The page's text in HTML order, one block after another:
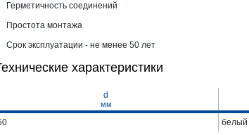
Герметичность соединений
Простота монтажа
Срок эксплуатации - не менее 50 лет
характеристики
d
мм
белый